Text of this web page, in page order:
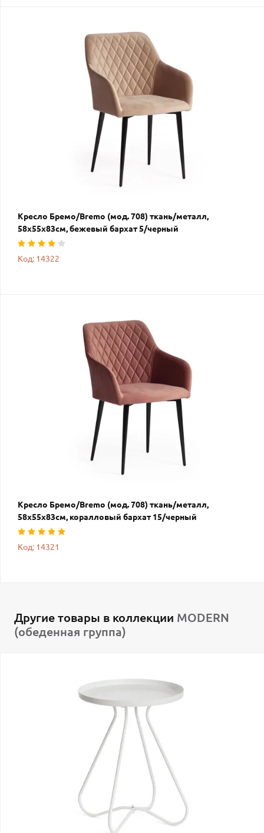
Кресло Бремо/Bremo (мод. 708) ткань/металл,
58х55х83см, бежевый бархат 5/черный
Код: 14322
Кресло Бремо/Bremo (мод. 708) ткань/металл,
58х55х83см, коралловый бархат 15/черный
Код: 14321
Другие товары в коллекции MODERN
(обеденная группа)